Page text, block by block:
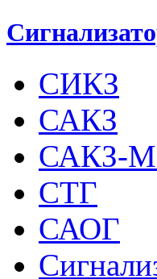
СИКЗ
САКЗ
САКЗ-
СТГ
САОГ